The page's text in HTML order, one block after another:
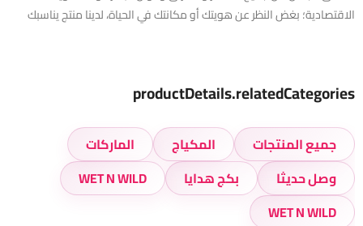
الاقتصادية؛ بغض النظر عن هويتك أو مكانتك في الحياة، لدينا منتج يناسبك
productDetails.relatedCategories
جميع المنتجات المكياج
الماركات
وصل حديثا
بكج هدايا
WET N WILD
WET N WILD